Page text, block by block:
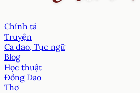
Chính tả
Truyện
Ca dao, Tục ngữ
Blog
Học thuật
Đồng Dao
Thơ